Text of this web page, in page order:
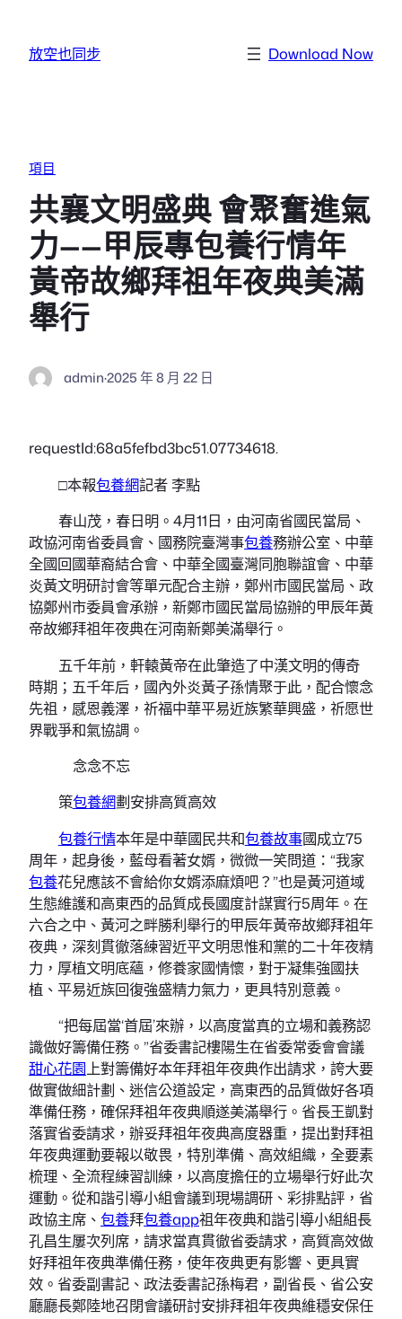
放空也同步 Download Now
項目
共襄文明盛典 會聚奮進氣
力——甲辰專包養行情年
黃帝故鄉拜祖年夜典美滿
舉行
admin·2025 年 8 月 22 日
requestId:68a5fefbd3bc51.07734618.
□本報包養網記者 李點
春山茂，春日明。4月11日，由河南省國民當局、
政協河南省委員會、國務院臺灣事包養務辦公室、中華
全國回國華裔結合會、中華全國臺灣同胞聯誼會、中華
炎黃文明研討會等單元配合主辦，鄭州市國民當局、政
協鄭州市委員會承辦，新鄭市國民當局協辦的甲辰年黃
帝故鄉拜祖年夜典在河南新鄭美滿舉行。
五千年前，軒轅黃帝在此肇造了中漢文明的傳奇
時期；五千年后，國內外炎黃子孫情聚于此，配合懷念
先祖，感恩義澤，祈福中華平易近族繁華興盛，祈愿世
界戰爭和氣協調。
念念不忘
策包養網劃安排高質高效
包養行情本年是中華國民共和包養故事國成立75
周年，起身後，藍母看著女婿，微微一笑問道：“我家
包養花兒應該不會給你女婿添麻煩吧？”也是黃河道域
生態維護和高東西的品質成長國度計謀實行5周年。在
六合之中、黃河之畔勝利舉行的甲辰年黃帝故鄉拜祖年
夜典，深刻貫徹落練習近平文明思惟和黨的二十年夜精
力，厚植文明底蘊，修養家國情懷，對于凝集強國扶
植、平易近族回復強盛精力氣力，更具特別意義。
“把每屆當‘首屆’來辦，以高度當真的立場和義務認
識做好籌備任務。”省委書記樓陽生在省委常委會會議
甜心花園上對籌備好本年拜祖年夜典作出請求，誇大要
做實做細計劃、迷信公道設定，高東西的品質做好各項
準備任務，確保拜祖年夜典順遂美滿舉行。省長王凱對
落實省委請求，辦妥拜祖年夜典高度器重，提出對拜祖
年夜典運動要報以敬畏，特別準備、高效組織，全要素
梳理、全流程練習訓練，以高度擔任的立場舉行好此次
運動。從和諧引導小組會議到現場調研、彩排點評，省
政協主席、 包養拜包養app祖年夜典和諧引導小組組長
孔昌生屢次列席，請求當真貫徹省委請求，高質高效做
好拜祖年夜典準備任務，使年夜典更有影響、更具實
效。省委副書記、政法委書記孫梅君，副省長、省公安
廳廳長鄭陸地召閉會議研討安排拜祖年夜典維穩安保任